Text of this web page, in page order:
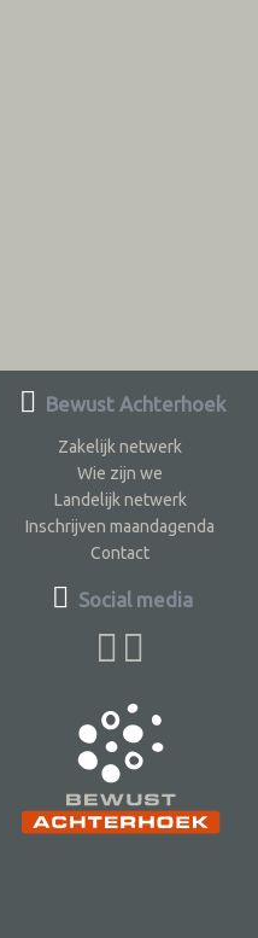
Bewust Achterhoek
Zakelijk netwerk
Wie zijn we
Landelijk netwerk
Inschrijven maandagenda
Contact
Social media